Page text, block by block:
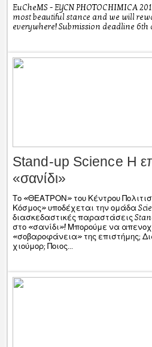
EuCheMS - EYCN PHOTOCHIMICA
most beautiful stance and we will
everywhere! Submission deadline 6th
Stand-up Science Η
«σανίδι»
Το «ΘΕΑΤΡΟΝ» του Κέντρου
Κόσμος» υποδέχεται την ομάδα
διασκεδαστικές παραστάσεις
στο «σανίδι»! Μπορούμε να
«σοβαροφάνεια» της επιστήμης;
χιούμορ; Ποιος...